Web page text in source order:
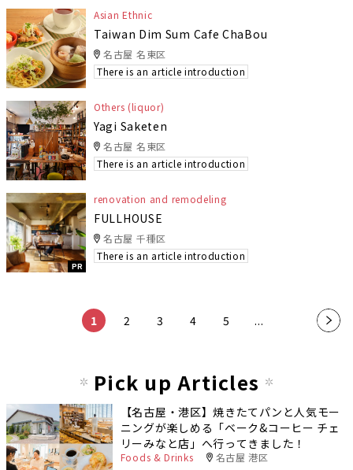
Asian Ethnic
Taiwan Dim Sum Cafe ChaBou
名古屋 名東区
There is an article introduction
Others (liquor)
Yagi Saketen
名古屋 名東区
There is an article introduction
PR
renovation and remodeling
FULLHOUSE
名古屋 千種区
There is an article introduction
1 2 3 4 5 ... »
Pick up Articles
【名古屋・港区】焼きたてパンと人気モー
ニングが楽しめる「ベーク&コーヒー チェ
リーみなと店」へ行ってきました！
Foods & Drinks 名古屋 港区